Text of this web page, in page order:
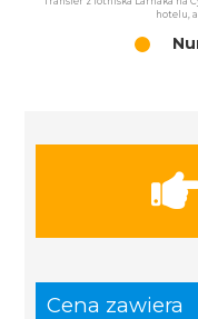
hotelu,
Cena zawiera